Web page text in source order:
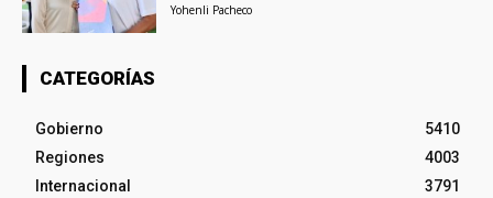
Yohenli Pacheco
CATEGORÍAS
Gobierno
5410
Regiones
4003
Internacional
3791